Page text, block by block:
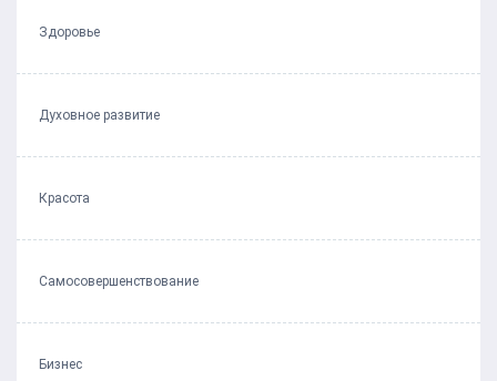
Здоровье
Духовное развитие
Красота
Самосовершенствование
Бизнес